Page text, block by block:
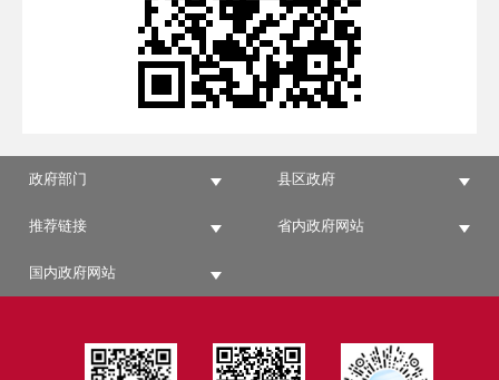
政府部门 县区政府
推荐链接 省内政府网站
国内政府网站